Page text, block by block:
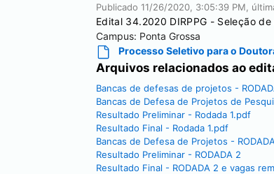
Publicado 11/26/2020, 3:05:39 PM ,
Edital 34.2020 DIRPPG - Seleção
Campus: Ponta Grossa
Processo Seletivo para o
Arquivos relacionados ao
Bancas de defesas de projetos -
Bancas de Defesa de Projetos de
Resultado Preliminar - Rodada 1.pdf
Resultado Final - Rodada 1.pdf
Bancas de Defesa de Projetos -
Resultado Preliminar - RODADA 2
Resultado Final - RODADA 2 e vagas